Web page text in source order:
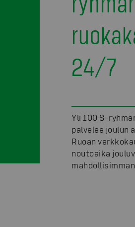
24/7
Yli 100 S-
palvelee joulun
Ruoan
noutoaika